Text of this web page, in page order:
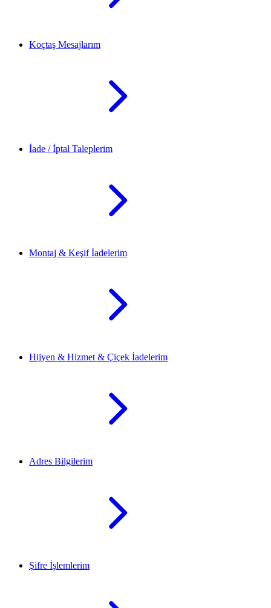
Koçtaş Mesajlarım
İade / İptal Taleplerim
Montaj & Keşif İadelerim
Hijyen & Hizmet & Çiçek İadelerim
Adres Bilgilerim
Şifre İşlemlerim